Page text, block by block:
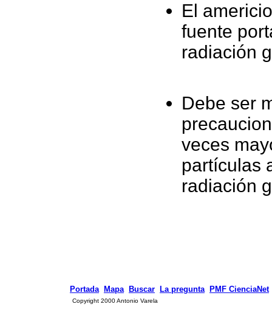
El
fuente
radiación
Debe ser
veces
partículas
radiación
Portada Mapa Buscar La pregunta PMF CienciaNet
Copyright 2000 Antonio Varela